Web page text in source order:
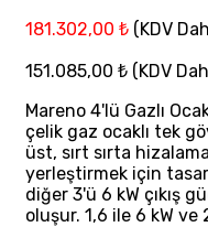
181.302,00 ₺ (KDV
151.085,00 ₺ (KDV
Mareno 4'lü Gazlı
çelik gaz ocaklı tek
üst, sırt sırta
yerleştirmek için
diğer 3'ü 6 kW çıkış
oluşur. 1,6 ile 6 kW ve